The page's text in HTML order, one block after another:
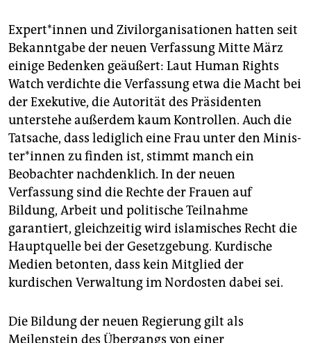
Ex­per­t*in­nen und Zivilorganisationen hatten seit
Bekanntgabe der neuen Verfassung Mitte März
einige Bedenken geäußert: Laut Human Rights
Watch verdichte die Verfassung etwa die Macht bei
der Exekutive, die Autorität des Präsidenten
unterstehe außerdem kaum Kontrollen. Auch die
Tatsache, dass lediglich eine Frau unter den Mi­nis­
te­r*in­nen zu finden ist, stimmt manch ein
Beobachter nachdenklich. In der neuen
Verfassung sind die Rechte der Frauen auf
Bildung, Arbeit und politische Teilnahme
garantiert, gleichzeitig wird islamisches Recht die
Hauptquelle bei der Gesetzgebung. Kurdische
Medien betonten, dass kein Mitglied der
kurdischen Verwaltung im Nordosten dabei sei.
Die Bildung der neuen Regierung gilt als
Meilenstein des Übergangs von einer